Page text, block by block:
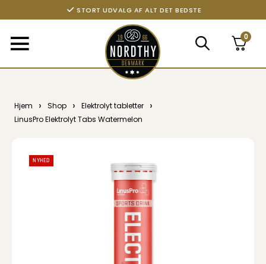
STORT UDVALG AF ALT DET BEDSTE
0
Hjem › Shop › Elektrolyt tabletter ›
LinusPro Elektrolyt Tabs Watermelon
NYHED